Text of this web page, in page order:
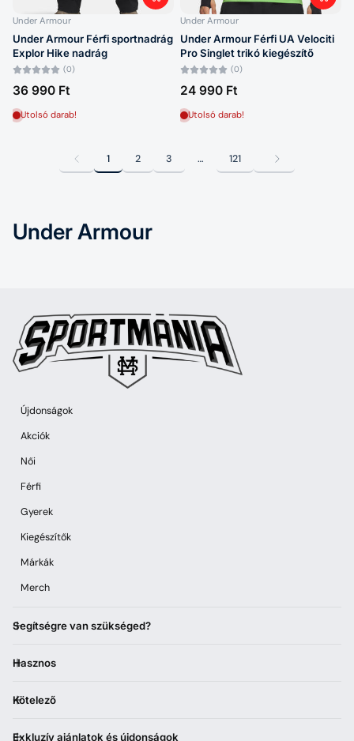
Under Armour
Under Armour Férfi sportnadrág
Explor Hike nadrág
(0)
36 990 Ft
Utolsó darab!
Under Armour
Under Armour Férfi UA Velociti
Pro Singlet trikó kiegészítő
(0)
24 990 Ft
Utolsó darab!
1 2 3 … 121
Under Armour
Újdonságok
Akciók
Női
Férfi
Gyerek
Kiegészítők
Márkák
Merch
Segítségre van szükséged?
Hasznos
Kötelező
Exkluzív ajánlatok és újdonságok